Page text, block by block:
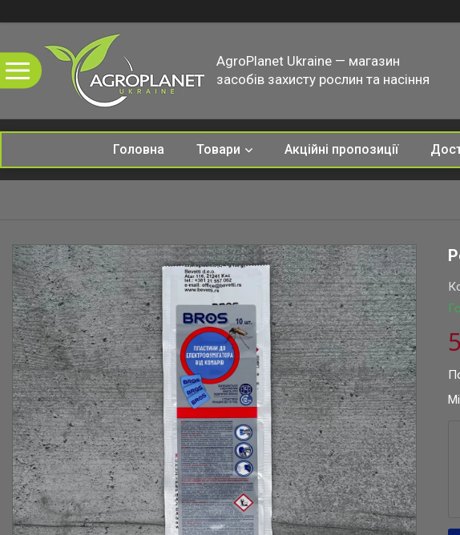
AgroPlanet Ukraine — магазин
засобів захисту рослин та насіння
Головна Товари Акційні пропозиції